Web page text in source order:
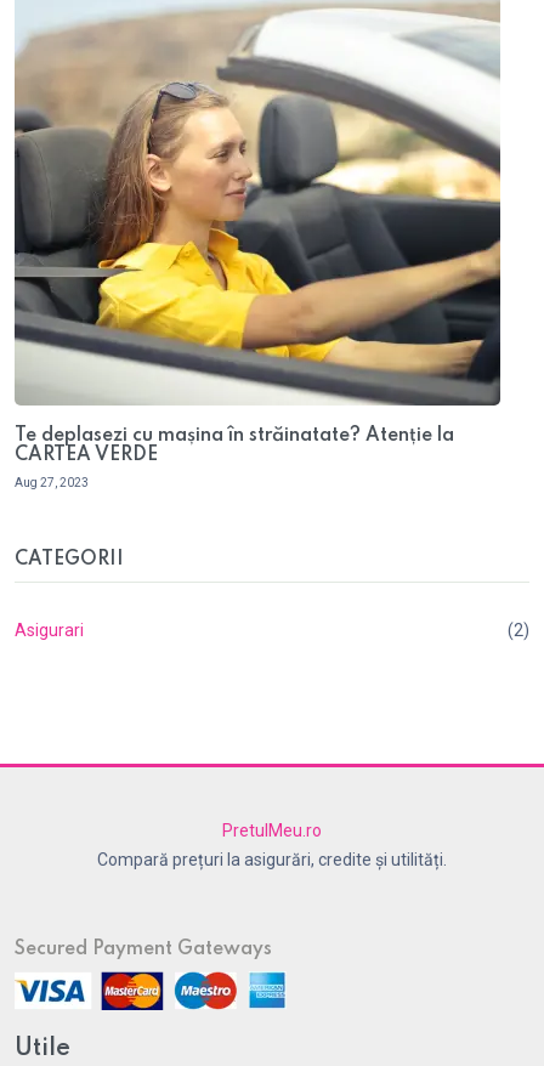
Te deplasezi cu mașina în străinatate? Atenție la
CARTEA VERDE
Aug 27, 2023
CATEGORII
Asigurari (2)
PretulMeu.ro
Compară prețuri la asigurări, credite și utilități.
Secured Payment Gateways
Utile